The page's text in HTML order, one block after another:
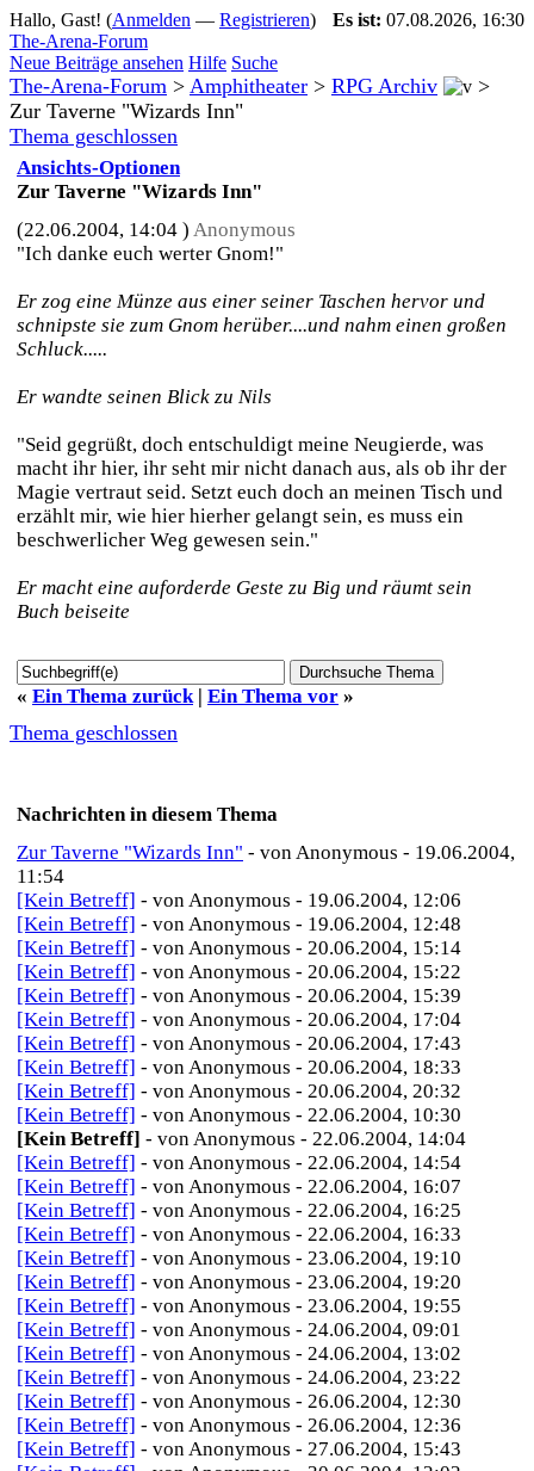
Es ist: 07.08.2026, 16:30
Hallo, Gast! (Anmelden — Registrieren)
The-Arena-Forum
Neue Beiträge ansehen Hilfe Suche
The-Arena-Forum > Amphitheater > RPG Archiv
>
Zur Taverne "Wizards Inn"
Thema geschlossen
Ansichts-Optionen
Zur Taverne "Wizards Inn"
(22.06.2004, 14:04 ) Anonymous
"Ich danke euch werter Gnom!"
Er zog eine Münze aus einer seiner Taschen hervor und
schnipste sie zum Gnom herüber....und nahm einen großen
Schluck.....
Er wandte seinen Blick zu Nils
"Seid gegrüßt, doch entschuldigt meine Neugierde, was
macht ihr hier, ihr seht mir nicht danach aus, als ob ihr der
Magie vertraut seid. Setzt euch doch an meinen Tisch und
erzählt mir, wie hier hierher gelangt sein, es muss ein
beschwerlicher Weg gewesen sein."
Er macht eine auforderde Geste zu Big und räumt sein
Buch beiseite
« Ein Thema zurück| Ein Thema vor »
Thema geschlossen
Nachrichten in diesem Thema
Zur Taverne "Wizards Inn" - von Anonymous - 19.06.2004,
11:54
[Kein Betreff] - von Anonymous - 19.06.2004, 12:06
[Kein Betreff] - von Anonymous - 19.06.2004, 12:48
[Kein Betreff] - von Anonymous - 20.06.2004, 15:14
[Kein Betreff] - von Anonymous - 20.06.2004, 15:22
[Kein Betreff] - von Anonymous - 20.06.2004, 15:39
[Kein Betreff] - von Anonymous - 20.06.2004, 17:04
[Kein Betreff] - von Anonymous - 20.06.2004, 17:43
[Kein Betreff] - von Anonymous - 20.06.2004, 18:33
[Kein Betreff] - von Anonymous - 20.06.2004, 20:32
[Kein Betreff] - von Anonymous - 22.06.2004, 10:30
[Kein Betreff] - von Anonymous - 22.06.2004, 14:04
[Kein Betreff] - von Anonymous - 22.06.2004, 14:54
[Kein Betreff] - von Anonymous - 22.06.2004, 16:07
[Kein Betreff] - von Anonymous - 22.06.2004, 16:25
[Kein Betreff] - von Anonymous - 22.06.2004, 16:33
[Kein Betreff] - von Anonymous - 23.06.2004, 19:10
[Kein Betreff] - von Anonymous - 23.06.2004, 19:20
[Kein Betreff] - von Anonymous - 23.06.2004, 19:55
[Kein Betreff] - von Anonymous - 24.06.2004, 09:01
[Kein Betreff] - von Anonymous - 24.06.2004, 13:02
[Kein Betreff] - von Anonymous - 24.06.2004, 23:22
[Kein Betreff] - von Anonymous - 26.06.2004, 12:30
[Kein Betreff] - von Anonymous - 26.06.2004, 12:36
[Kein Betreff] - von Anonymous - 27.06.2004, 15:43